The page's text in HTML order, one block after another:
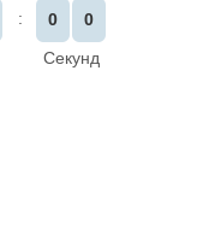
0
0
Секунд